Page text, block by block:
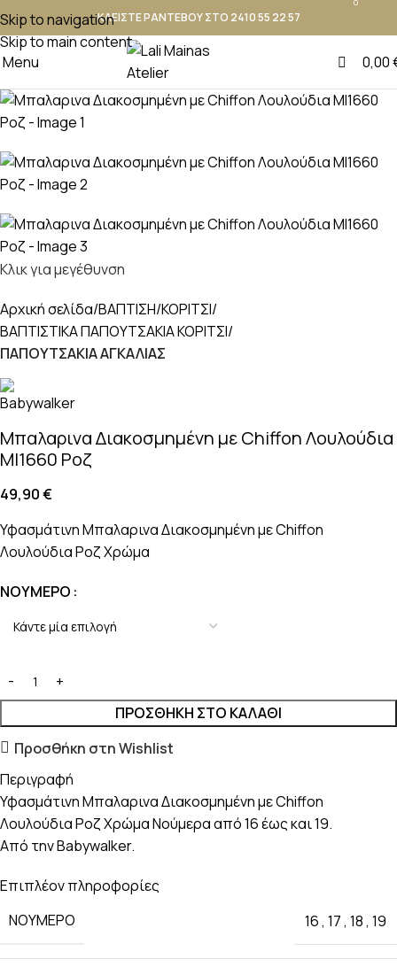
Skip to navigation
Skip to main content
ΚΛΕΙΣΤΕ ΡΑΝΤΕΒΟΥ ΣΤΟ 2410 55 22 57
Menu 0,00
Κλικ για μεγέθυνση
Αρχική σελίδα ΒΑΠΤΙΣΗ ΚΟΡΙΤΣΙ
ΒΑΠΤΙΣΤΙΚΑ ΠΑΠΟΥΤΣΑΚΙΑ ΚΟΡΙΤΣΙ
ΠΑΠΟΥΤΣΑΚΙΑ ΑΓΚΑΛΙΑΣ
Μπαλαρινα Διακοσμημένη με Chiffon Λουλούδια
MI1660 Ροζ
49,90€
Υφασμάτινη Μπαλαρινα Διακοσμημένη με Chiffon
Λουλούδια Ροζ Χρώμα
ΝΟΎΜΕΡΟ
ΠΡΟΣΘΉΚΗ ΣΤΟ ΚΑΛΆΘΙ
Προσθήκη στη Wishlist
Περιγραφή
Υφασμάτινη Μπαλαρινα Διακοσμημένη με Chiffon
Λουλούδια Ροζ Χρώμα Νούμερα από 16 έως και 19.
Από την Babywalker.
Επιπλέον πληροφορίες
ΝΟΎΜΕΡΟ
16, 17, 18, 19